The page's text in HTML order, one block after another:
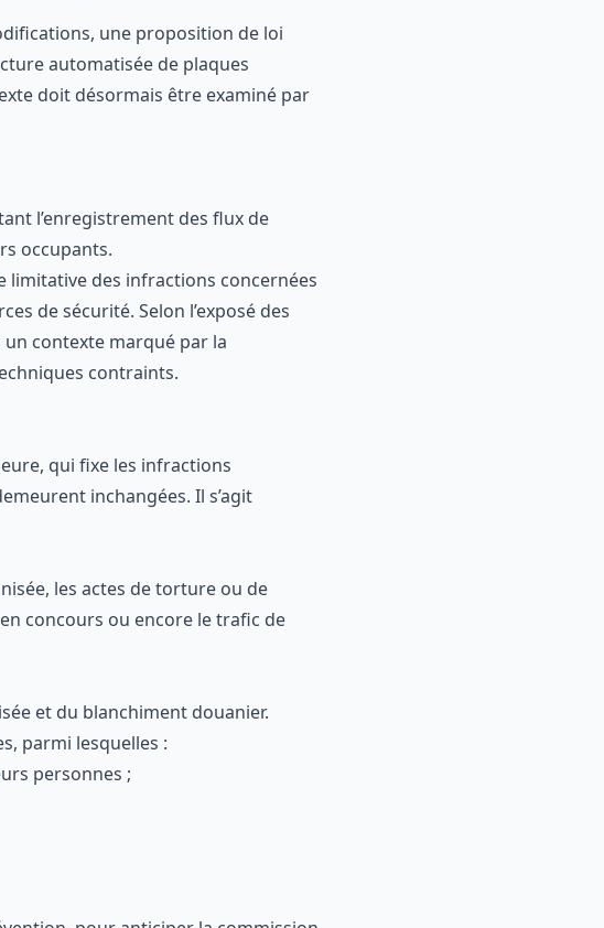
une proposition de loi
automatisée de plaques
doit désormais être examiné par
l’enregistrement des flux de
occupants.
limitative des infractions concernées
de sécurité. Selon l’exposé des
contexte marqué par la
contraints.
qui fixe les infractions
inchangées. Il s’agit
les actes de torture ou de
concours ou encore le trafic de
et du blanchiment douanier.
parmi lesquelles :
personnes ;